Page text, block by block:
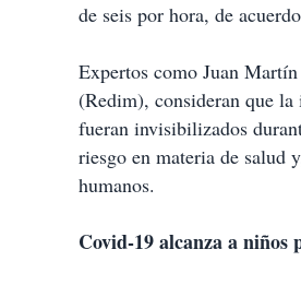
de seis por hora, de
Expertos como Juan
(Redim), consideran que la
fueran invisibilizados
riesgo en materia de salud
humanos.
Covid-19 alcanza a niños